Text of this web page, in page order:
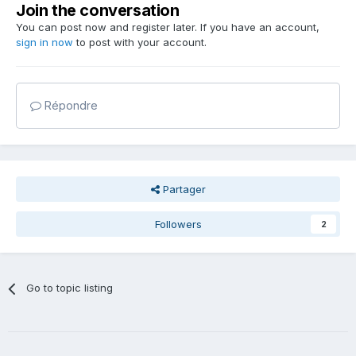
Join the conversation
You can post now and register later. If you have an account,
sign in now to post with your account.
Répondre
Partager
Followers 2
Go to topic listing